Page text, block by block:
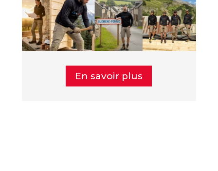
En savoir plus